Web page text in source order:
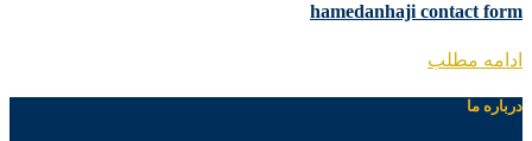
hamedanhaji contact form
ادامه مطلب
درباره ما